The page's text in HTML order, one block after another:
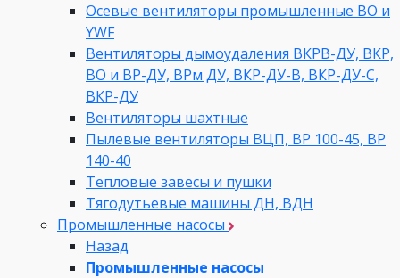
Осевые вентиляторы промышленные ВО и
YWF
Вентиляторы дымоудаления ВКРВ-ДУ, ВКР,
ВО и ВР-ДУ, ВРм ДУ, ВКР-ДУ-В, ВКР-ДУ-С,
ВКР-ДУ
Вентиляторы шахтные
Пылевые вентиляторы ВЦП, ВР 100-45, ВР
140-40
Тепловые завесы и пушки
Тягодутьевые машины ДН, ВДН
Промышленные насосы
Назад
Промышленные насосы